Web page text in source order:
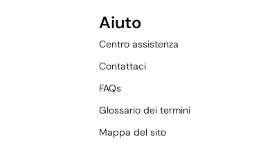
Aiuto
Centro assistenza
Contattaci
FAQs
Glossario dei termini
Mappa del sito